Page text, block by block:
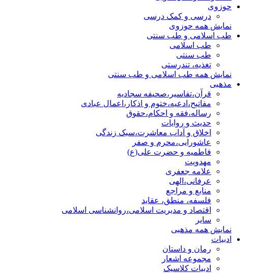
حوزوی
درسی و کمک درسی
نمایش همه حوزوی
طب اسلامی و طب سنتی
طب اسلامی
طب سنتی
تغذیه، تندرستی
نمایش همه طب اسلامی و طب سنتی
مذهبی
قرآن،تفاسیر،صحیفه سجادیه
مفاتیح،ادعیه،ختوم و اذکار،اعمال عبادی
رساله،فقه و احکام،حقوق
حدیث و روایات
اخلاق و آداب معاشرت،سبک زندگی
عاشورایی،محرم و صفر
فاطمیه و حضرت علی(ع)
مهدویت
علامه جعفری
عرفانی،الهی
منابع و مراجع
فلسفه، منطق، عقاید
اقتصاد و مدیریت اسلامی،روانشناسی اسلامی
سایر
نمایش همه مذهبی
ادبیات
رمان و داستان
مجموعه اشعار
ادبیات کلاسیک